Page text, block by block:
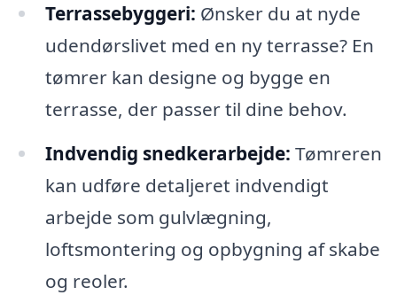
Terrassebyggeri: Ønsker du at nyde
udendørslivet med en ny terrasse? En
tømrer kan designe og bygge en
terrasse, der passer til dine behov.
Indvendig snedkerarbejde: Tømreren
kan udføre detaljeret indvendigt
arbejde som gulvlægning,
loftsmontering og opbygning af skabe
og reoler.